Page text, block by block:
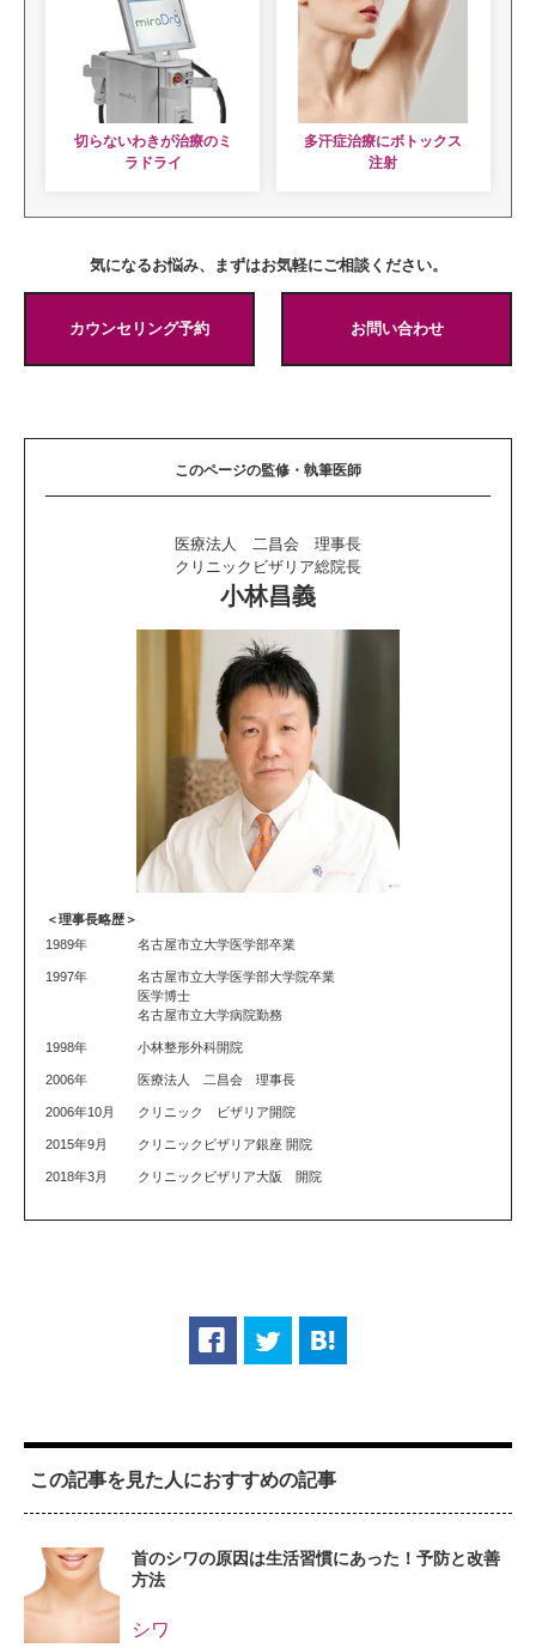
切らないわきが治療のミ
ラドライ
多汗症治療にボトックス
注射
気になるお悩み、まずはお気軽にご相談ください。
カウンセリング予約 お問い合わせ
このページの監修・執筆医師
医療法人 二昌会 理事長
クリニックビザリア総院長
小林昌義
＜理事長略歴＞
1989年
名古屋市立大学医学部卒業
1997年
名古屋市立大学医学部大学院卒業
医学博士
名古屋市立大学病院勤務
1998年 小林整形外科開院
2006年 医療法人 二昌会 理事長
2006年10月 クリニック ビザリア開院
2015年9月 クリニックビザリア銀座 開院
2018年3月 クリニックビザリア大阪 開院
この記事を見た人におすすめの記事
首のシワの原因は生活習慣にあった！予防と改善
方法
シワ